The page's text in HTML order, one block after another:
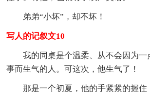
弟弟“小坏”，却不坏！
写人的记叙文10
我的同桌是个温柔、从不会因为一
事而生气的人。可这次，他生气了！
那是一个初夏，他的手紧紧的握住